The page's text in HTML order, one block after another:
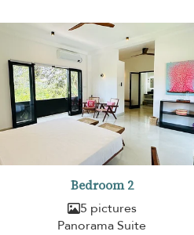
Bedroom 2
5 pictures
Panorama Suite